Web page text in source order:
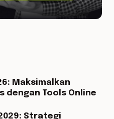
Maksimalkan
dengan Tools Online
Strategi